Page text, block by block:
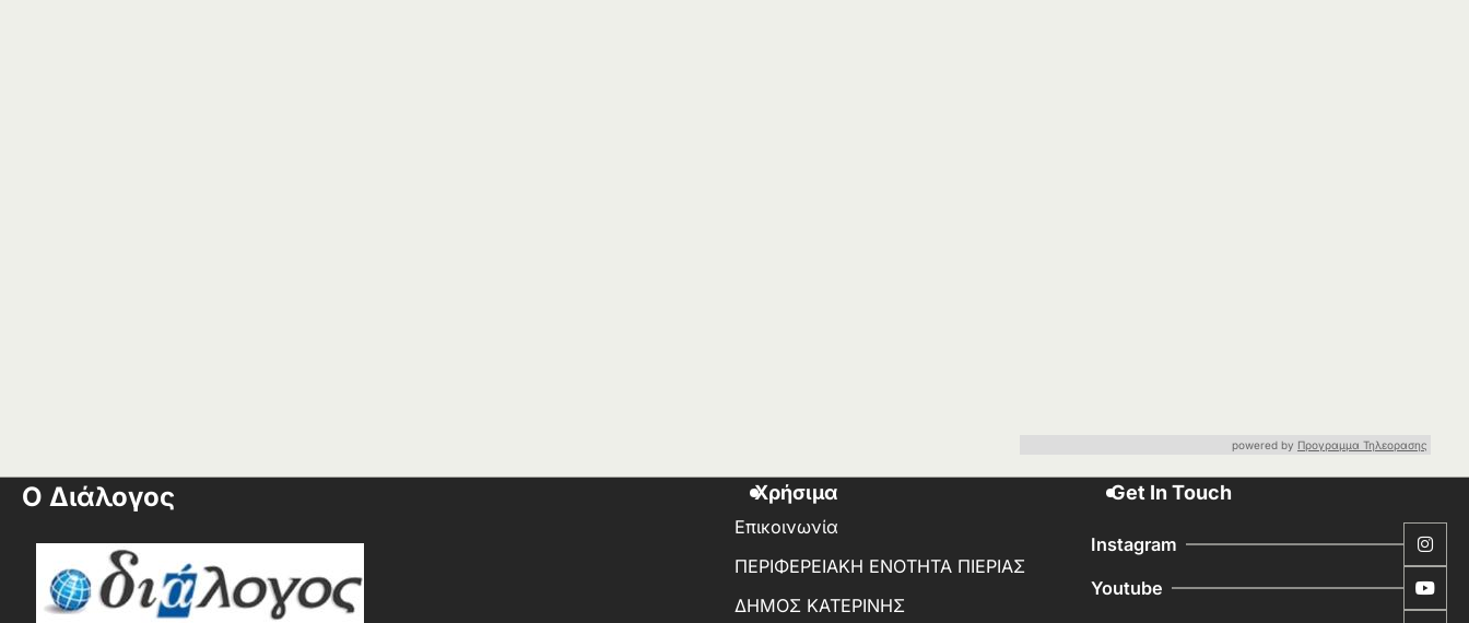
powered by Προγραμμα Τηλεορασης
Ο Διάλογος Χρήσιμα
Επικοινωνία
ΠΕΡΙΦΕΡΕΙΑΚΗ ΕΝΟΤΗΤΑ ΠΙΕΡΙΑΣ
ΔΗΜΟΣ ΚΑΤΕΡΙΝΗΣ
Get In Touch
Instagram
Youtube